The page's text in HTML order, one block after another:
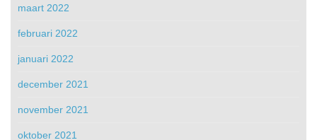
maart 2022
februari 2022
januari 2022
december 2021
november 2021
oktober 2021